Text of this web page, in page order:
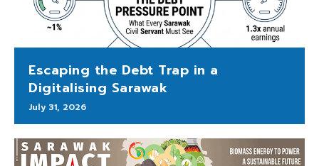
Escaping the Debt Trap in a
Digitalising Sarawak
July 31, 2026